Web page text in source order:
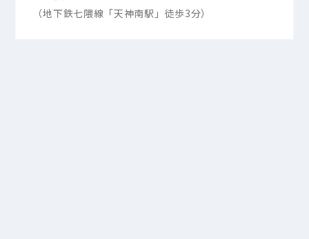
（地下鉄七隈線「天神南駅」徒歩3分）